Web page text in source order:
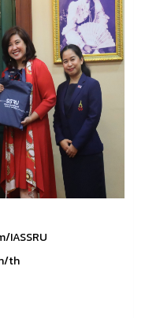
IASSRU
th